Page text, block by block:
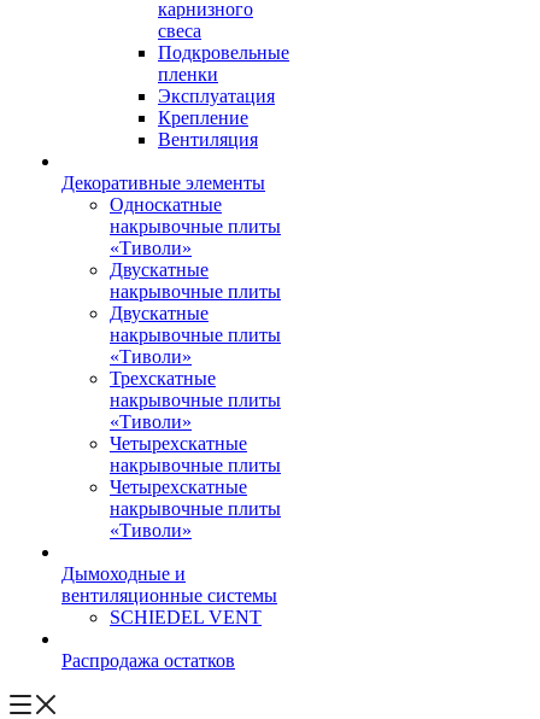
карнизного
свеса
Подкровельные
пленки
Эксплуатация
Крепление
Вентиляция
Декоративные элементы
Односкатные
накрывочные плиты
«Тиволи»
Двускатные
накрывочные плиты
Двускатные
накрывочные плиты
«Тиволи»
Трехскатные
накрывочные плиты
«Тиволи»
Четырехскатные
накрывочные плиты
Четырехскатные
накрывочные плиты
«Тиволи»
Дымоходные и
вентиляционные системы
SCHIEDEL VENT
Распродажа остатков